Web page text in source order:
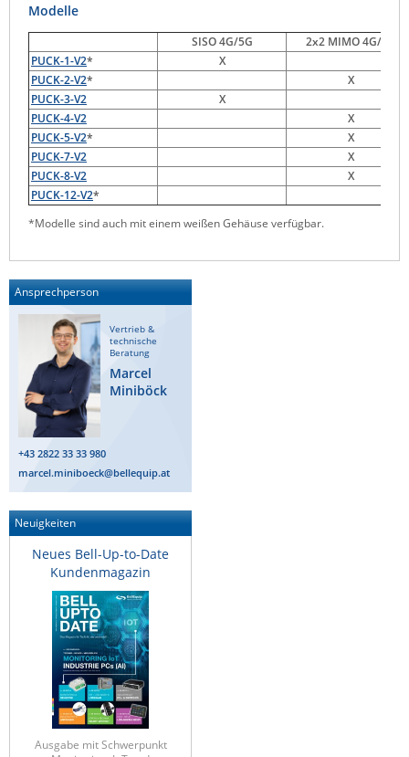
Raritan
Server Technology
Siretta
SIRIO Antenne
Sunbird
Tactical Software
TEKTELIC
Vision
WATTECO
Westermo
Yuasa
ZPE Systems
News zu unseren Herstellern
Modelle
SISO 4G/5G
2x2 MIMO 4G/5G
PUCK-1-V2*
X
PUCK-2-V2*
X
PUCK-3-V2
X
PUCK-4-V2
X
PUCK-5-V2*
X
PUCK-7-V2
X
PUCK-8-V2
X
PUCK-12-V2*
*Modelle sind auch mit einem weißen Gehäuse verfügbar.
Ansprechperson
Vertrieb &
technische
Beratung
Marcel
Miniböck
+43 2822 33 33 980
marcel.miniboeck@bellequip.at
Neuigkeiten
Neues Bell-Up-to-Date
Kundenmagazin
Ausgabe mit Schwerpunkt